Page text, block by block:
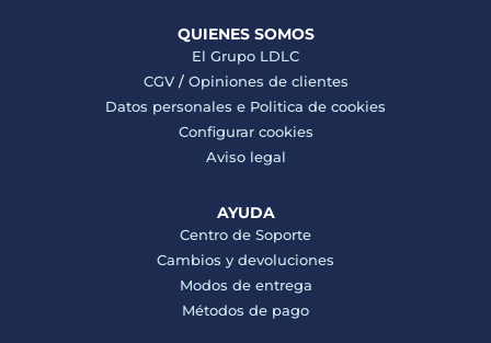
QUIENES SOMOS
El Grupo LDLC
CGV/ Opiniones de clientes
Datos personales e Politica de cookies
Configurar cookies
Aviso legal
AYUDA
Centro de Soporte
Cambios y devoluciones
Modos de entrega
Métodos de pago